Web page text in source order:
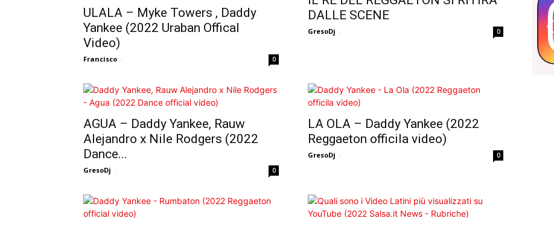
ULALA – Myke Towers , Daddy
Yankee (2022 Uraban Offical
Video)
Francisco - 0
DALLE SCENE
GresoDj - 0
AGUA – Daddy Yankee, Rauw
Alejandro x Nile Rodgers (2022
Dance...
GresoDj - 0
LA OLA – Daddy Yankee (2022
Reggaeton officila video)
GresoDj - 0